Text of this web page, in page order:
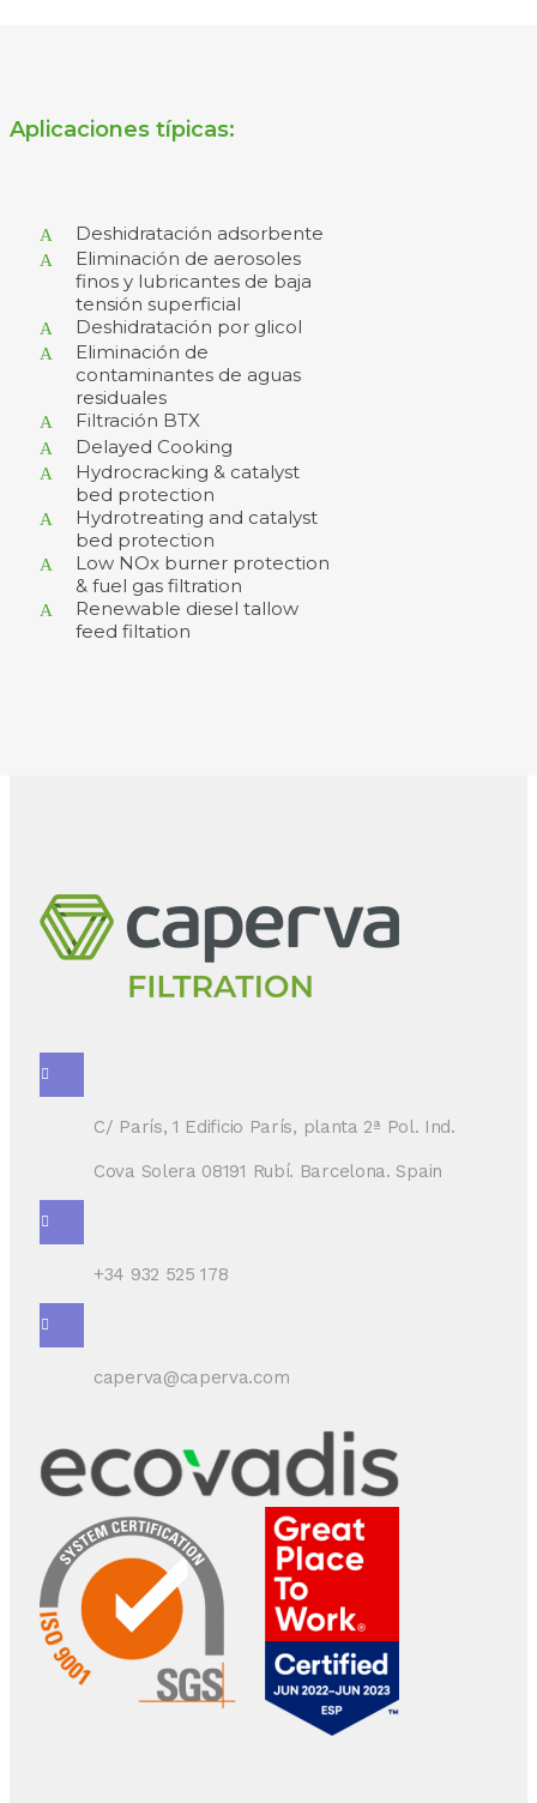
Aplicaciones típicas:
Deshidratación adsorbente
Eliminación de aerosoles
finos y lubricantes de baja
tensión superficial
Deshidratación por glicol
Eliminación de
contaminantes de aguas
residuales
Filtración BTX
Delayed Cooking
Hydrocracking & catalyst
bed protection
Hydrotreating and catalyst
bed protection
Low NOx burner protection
& fuel gas filtration
Renewable diesel tallow
feed filtation
C/ París, 1 Edificio París, planta 2ª Pol. Ind.
Cova Solera 08191 Rubí. Barcelona. Spain
+34 932 525 178
caperva@caperva.com